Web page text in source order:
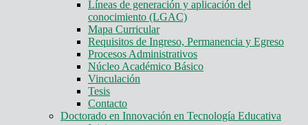
Líneas de generación y aplicación del
conocimiento (LGAC)
Mapa Curricular
Requisitos de Ingreso, Permanencia y Egreso
Procesos Administrativos
Núcleo Académico Básico
Vinculación
Tesis
Contacto
Doctorado en Innovación en Tecnología Educativa